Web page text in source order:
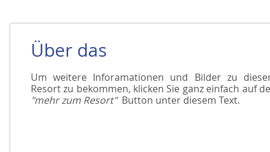
Über das
Um weitere Inforamationen und Bilder zu
Resort zu bekommen, klicken Sie ganz einfach auf
"mehr zum Resort"Button unter diesem Text.